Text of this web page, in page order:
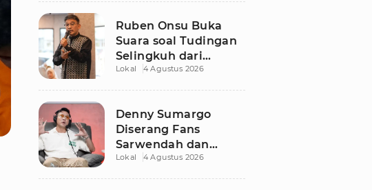
Ruben Onsu Buka
Suara soal Tudingan
Selingkuh dari
Sarwendah
Lokal 4 Agustus 2026
Denny Sumargo
Diserang Fans
Sarwendah dan
Ruben Onsu Usai
Lokal 4 Agustus 2026